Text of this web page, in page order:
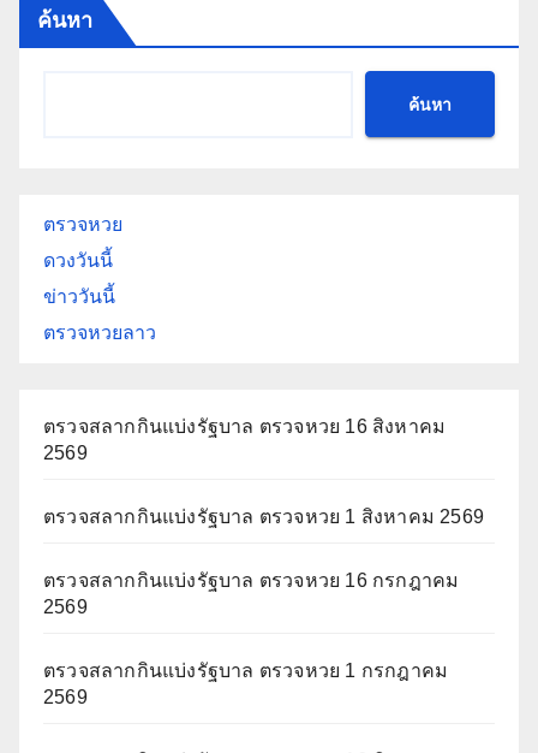
ค้นหา
ค้นหา
ตรวจหวย
ดวงวันนี้
ข่าววันนี้
ตรวจหวยลาว
ตรวจสลากกินแบ่งรัฐบาล ตรวจหวย 16 สิงหาคม
2569
ตรวจสลากกินแบ่งรัฐบาล ตรวจหวย 1 สิงหาคม 2569
ตรวจสลากกินแบ่งรัฐบาล ตรวจหวย 16 กรกฎาคม
2569
ตรวจสลากกินแบ่งรัฐบาล ตรวจหวย 1 กรกฎาคม
2569